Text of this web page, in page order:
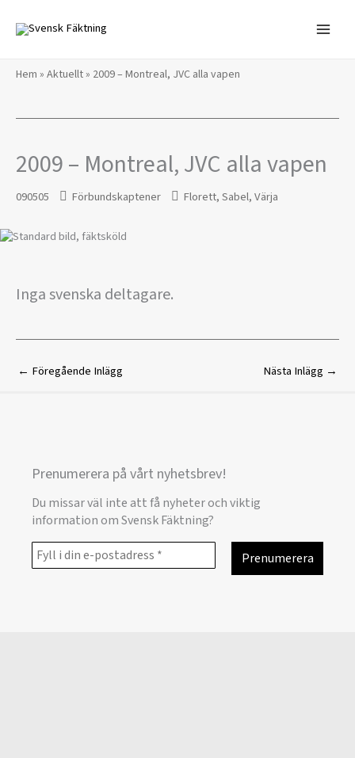
innehåll
Hem » Aktuellt» 2009 – Montreal, JVC alla vapen
2009 – Montreal, JVC alla vapen
090505 Förbundskaptener Florett,Sabel,Värja
Inga svenska deltagare.
← Föregående Inlägg Nästa Inlägg →
Prenumerera på vårt nyhetsbrev!
Du missar väl inte att få nyheter och viktig
information om Svensk Fäktning?